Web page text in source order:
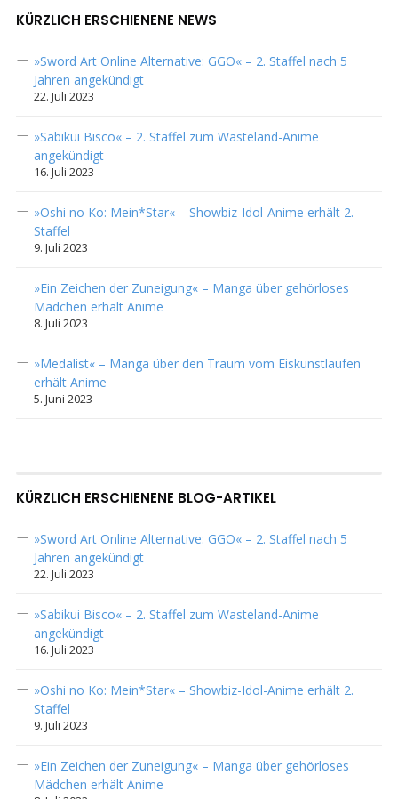
KÜRZLICH ERSCHIENENE NEWS
»Sword Art Online Alternative: GGO« – 2. Staffel nach 5
Jahren angekündigt
22. Juli 2023
»Sabikui Bisco« – 2. Staffel zum Wasteland-Anime
angekündigt
16. Juli 2023
»Oshi no Ko: Mein*Star« – Showbiz-Idol-Anime erhält 2.
Staffel
9. Juli 2023
»Ein Zeichen der Zuneigung« – Manga über gehörloses
Mädchen erhält Anime
8. Juli 2023
»Medalist« – Manga über den Traum vom Eiskunstlaufen
erhält Anime
5. Juni 2023
KÜRZLICH ERSCHIENENE BLOG-ARTIKEL
»Sword Art Online Alternative: GGO« – 2. Staffel nach 5
Jahren angekündigt
22. Juli 2023
»Sabikui Bisco« – 2. Staffel zum Wasteland-Anime
angekündigt
16. Juli 2023
»Oshi no Ko: Mein*Star« – Showbiz-Idol-Anime erhält 2.
Staffel
9. Juli 2023
»Ein Zeichen der Zuneigung« – Manga über gehörloses
Mädchen erhält Anime